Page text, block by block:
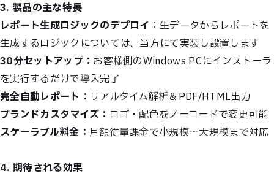
3. 製品の主な特長
レポート生成ロジックのデプロイ ：生データからレポートを
生成するロジックについては、当方にて実装し設置します
30分セットアップ： お客様側のWindows PCにインストーラ
を実行するだけで導入完了
完全自動レポート： リアルタイム解析＆PDF/HTML出力
ブランドカスタマイズ： ロゴ・配色をノーコードで変更可能
スケーラブル料金： 月額従量課金で小規模〜大規模まで対応
4. 期待される効果